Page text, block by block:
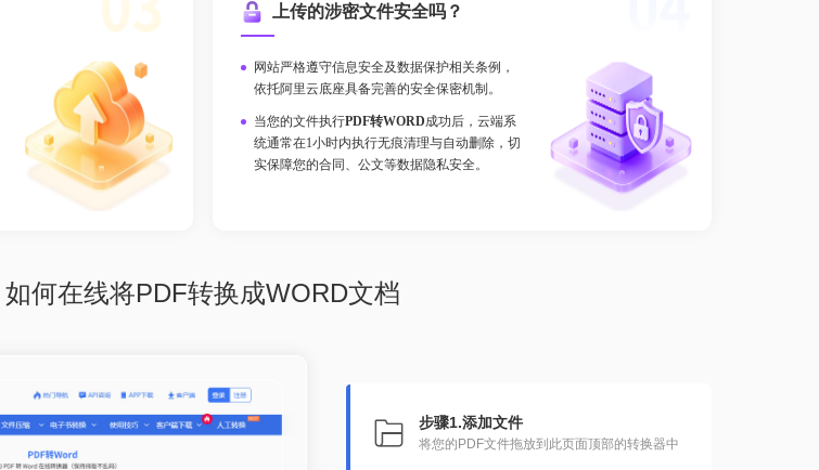
上传的涉密文件安全吗？
网站严格遵守信息安全及数据保护相关条例，
依托阿里云底座具备完善的安全保密机制。
当您的文件执行PDF转WORD成功后，云端系
统通常在1小时内执行无痕清理与自动删除，切
实保障您的合同、公文等数据隐私安全。
如何在线将PDF转换成WORD文档
步骤1.添加文件
将您的PDF文件拖放到此页面顶部的转换器中